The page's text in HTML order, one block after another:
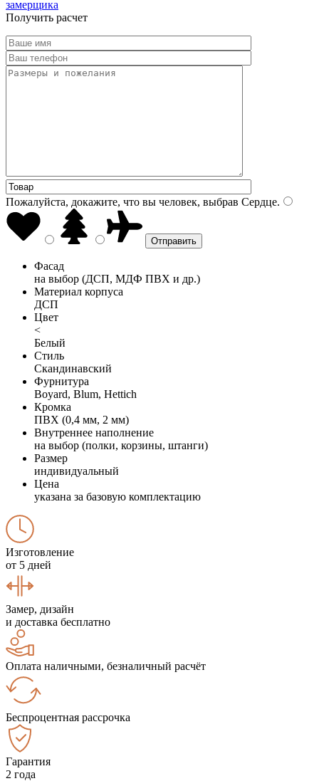
замерщика
Получить расчет
Пожалуйста, докажите, что вы человек, выбрав Сердце.
Фасад
на выбор (ДСП, МДФ ПВХ и др.)
Материал корпуса
ДСП
Цвет
<
Белый
Стиль
Скандинавский
Фурнитура
Boyard, Blum, Hettich
Кромка
ПВХ (0,4 мм, 2 мм)
Внутреннее наполнение
на выбор (полки, корзины, штанги)
Размер
индивидуальный
Цена
указана за базовую комплектацию
Изготовление
от 5 дней
Замер, дизайн
и доставка бесплатно
Оплата наличными, безналичный расчёт
Беспроцентная рассрочка
Гарантия
2 года